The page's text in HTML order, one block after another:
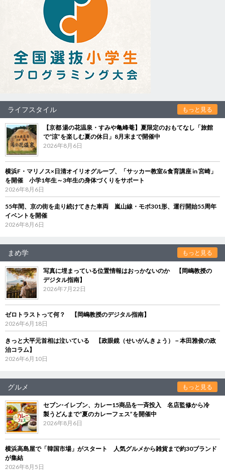
ライフスタイル もっと見る
【京都 湯の花温泉・すみや亀峰菴】夏限定のおもてなし「旅館
で“涼”を楽しむ夏の休日」8月末まで開催中
2026年8月6日
横浜F・マリノス×日清オイリオグループ、「サッカー教室&食育講座 in 宮崎」
を開催 小学1年生～3年生の身体づくりをサポート
2026年8月6日
55年間、京の街を走り続けてきた車両 嵐山線・モボ301形、運行開始55周年
イベントを開催
2026年8月6日
まめ学 もっと見る
写真に埋まっている位置情報はおっかないのか 【岡嶋教授の
デジタル指南】
2026年7月22日
ゼロトラストって何？ 【岡嶋教授のデジタル指南】
2026年6月18日
きっと大平元首相は泣いている 【政眼鏡（せいがんきょう）－本田雅俊の政
治コラム】
2026年6月10日
グルメ もっと見る
セブン‐イレブン、カレー15商品を一斉投入 名店監修から冷
製うどんまで“夏のカレーフェス”を開催中
2026年8月6日
横浜高島屋で「韓国市場」がスタート 人気グルメから雑貨まで約30ブランド
が集結
2026年8月5日